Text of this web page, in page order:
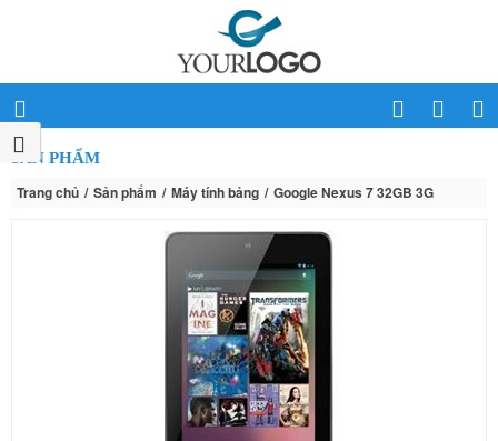
SẢN PHẨM
Trang chủ Sản phẩm Máy tính bảng Google Nexus 7 32GB 3G